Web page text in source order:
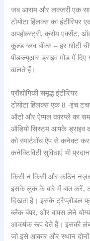
जब आराम और लक्जरी एक
टोयोटा हिलक्स का
अपहोल्स्ट्री, क्रोम एक्सेंट,
कूल्ड ग्लव बॉक्स – हर छोटी
पीडब्ल्यूआर ड्राइव मोड में
ढालते हैं।
प्रौद्योगिकी समृद्ध इंटीरियर
टोयोटा हिलक्स एक 8 -इंच
ऑटो और ऐप्पल कारप्ले का
ऑडियो सिस्टम आपके ड्राइव
को स्मार्टवॉच ऐप से कनेक्ट
कनेक्टिविटी सुविधाएं भी
किसी न किसी और कठिन
इसके लुक के बारे में बात करें,
दिखता है। इसके ट्रैप्ज़ोडल
ब्लैक बंपर, और वापस लेने
आकर्षक रूप देते हैं। इसकी
जो इसे आकार और स्थान दोनों